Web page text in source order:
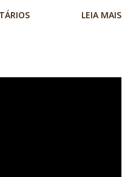
A lógica de
LEIA MAIS